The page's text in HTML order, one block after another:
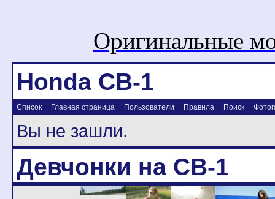
Оригинальные
Honda CB-1
Список Главная страница Пользователи Правила Поиск
Вы не зашли.
Девчонки на CB-1